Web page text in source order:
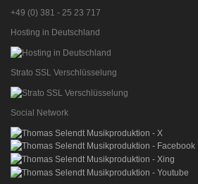
+49 (0) 381 - 25 23 717
Hosting in Deutschland
Strato SSL Verschlüsselung
Social Network